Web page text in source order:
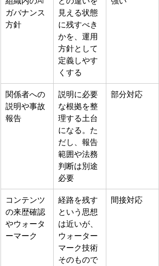
ガバナンス
方針
見える状態
に残すべき
かを、運用
方針として
定義しやす
くする
関係者への
説明や事故
報告
説明に必要
な根拠を整
理する土台
になる。た
だし、報告
範囲や法務
判断は別途
必要
部分対応
コンテンツ
の来歴確認
やウォータ
ーマーク
経路を残す
という思想
は近いが、
ウォーター
マーク技術
そのもので
間接対応